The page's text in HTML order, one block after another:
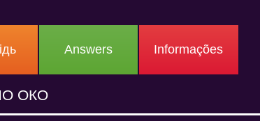
Answers Informações
ОКО